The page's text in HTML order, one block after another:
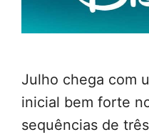
Julho chega com
inicial bem forte
sequências de